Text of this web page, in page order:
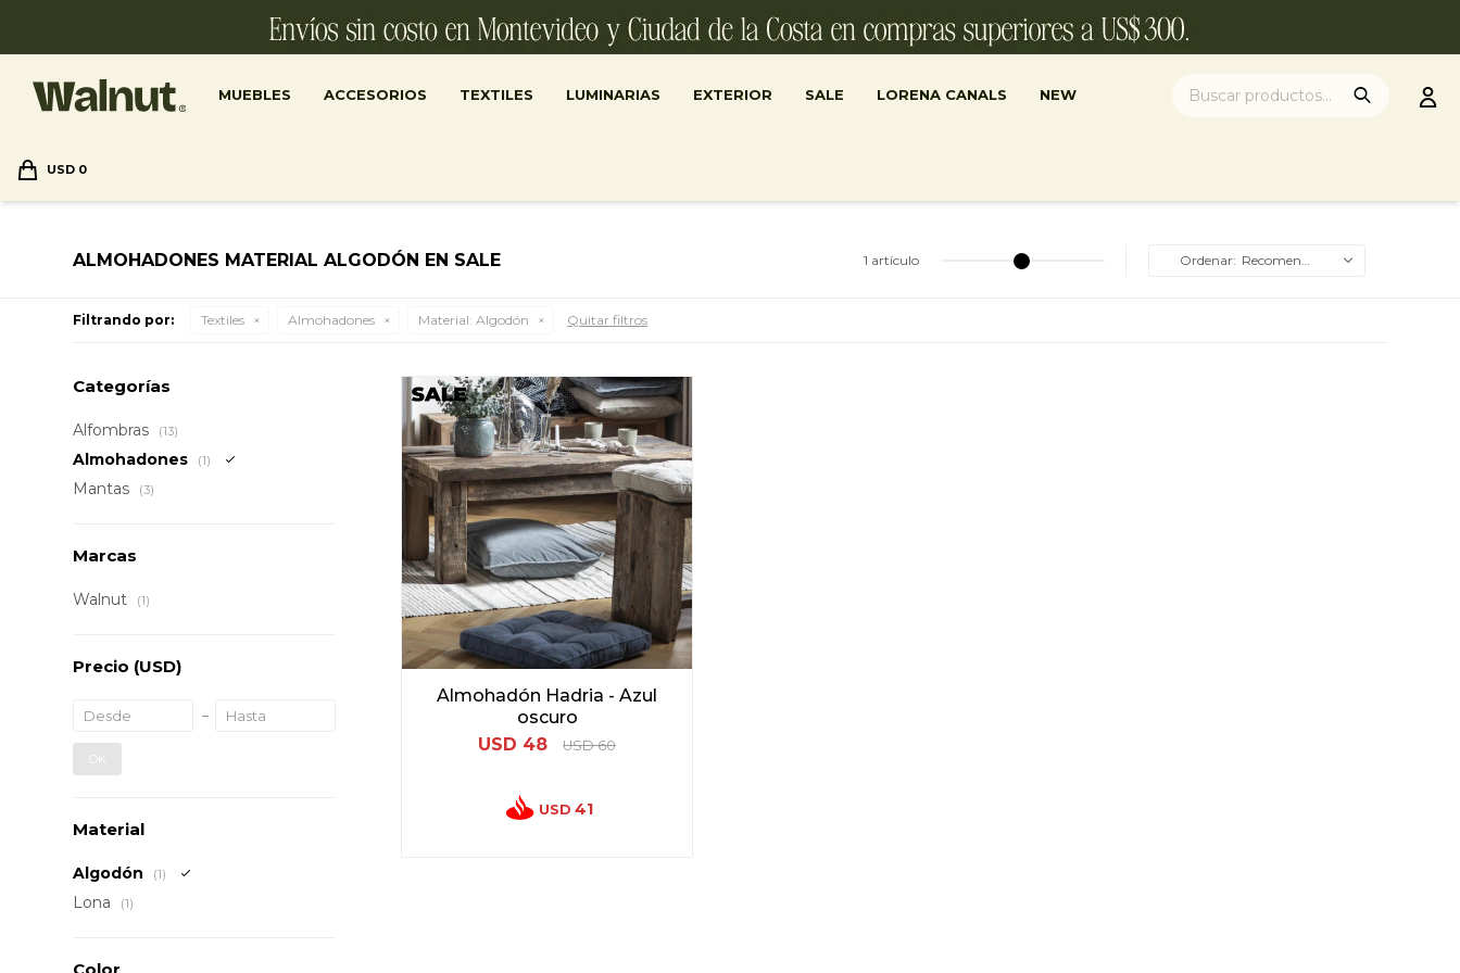
MUEBLES ACCESORIOS TEXTILES LUMINARIAS EXTERIOR SALE LORENA CANALS NEW
USD 0
ALMOHADONES MATERIAL ALGODÓN EN SALE 1 artículo Recomendados
Filtrando por: Textiles Almohadones Material: Algodón Quitar filtros
Almohadón Hadria - Azul
oscuro
USD 48 USD 60
USD 41
Categorías
Alfombras (13)
Almohadones (1)
Mantas (3)
Marcas
Walnut (1)
Precio (USD)
OK
Material
Algodón (1)
Lona (1)